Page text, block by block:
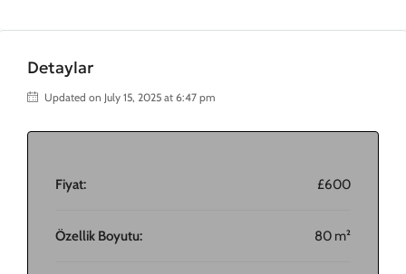
Detaylar
Updated on July 15, 2025 at 6:47 pm
Fiyat: £600
Özellik Boyutu: 80 m²